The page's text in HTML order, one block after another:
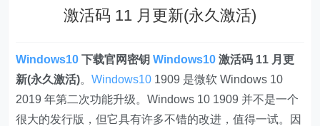
激活码 11 月更新(永久激活)
Windows10 下载官网密钥Windows10 激活码 11 月更
新(永久激活)。Windows10 1909 是微软 Windows 10
2019 年第二次功能升级。Windows 10 1909 并不是一个
很大的发行版，但它具有许多不错的改进，值得一试。因